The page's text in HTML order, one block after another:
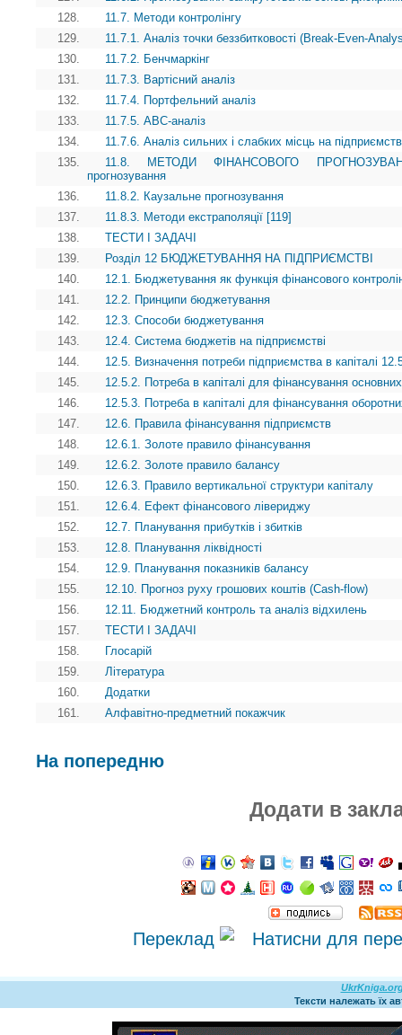
128.
11.7. Методи контролінгу
129.
11.7.1. Аналіз точки беззбитковості (Break-Even-
130.
11.7.2. Бенчмаркінг
131.
11.7.3. Вартісний аналіз
132.
11.7.4. Портфельний аналіз
133.
11.7.5. АВС-аналіз
134.
11.7.6. Аналіз сильних і слабких місць на
135.
11.8. МЕТОДИ ФІНАНСОВОГО
прогнозування
136.
11.8.2. Каузальне прогнозування
137.
11.8.3. Методи екстраполяції [119]
138.
ТЕСТИ І ЗАДАЧІ
139.
Розділ 12 БЮДЖЕТУВАННЯ НА ПІДПРИЄМСТВІ
140.
12.1. Бюджетування як функція фінансового
141.
12.2. Принципи бюджетування
142.
12.3. Способи бюджетування
143.
12.4. Система бюджетів на підприємстві
144.
12.5. Визначення потреби підприємства в капіталі
145.
12.5.2. Потреба в капіталі для фінансування основних
146.
12.5.3. Потреба в капіталі для фінансування
147.
12.6. Правила фінансування підприємств
148.
12.6.1. Золоте правило фінансування
149.
12.6.2. Золоте правило балансу
150.
12.6.3. Правило вертикальної структури капіталу
151.
12.6.4. Ефект фінансового лівериджу
152.
12.7. Планування прибутків і збитків
153.
12.8. Планування ліквідності
154.
12.9. Планування показників балансу
155.
12.10. Прогноз руху грошових коштів (Cash-flow)
156.
12.11. Бюджетний контроль та аналіз відхилень
157.
ТЕСТИ І ЗАДАЧІ
158.
Глосарій
159.
Література
160.
Додатки
161.
Алфавітно-предметний покажчик
На попередню
Додати в
Переклад
Тексти належать їх